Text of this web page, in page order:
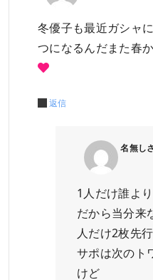
冬優子も最近ガシャ
つになるんだまた春
返信
名無し
1人だけ誰よ
だから当分来
人だけ2枚先
サポは次のト
けど